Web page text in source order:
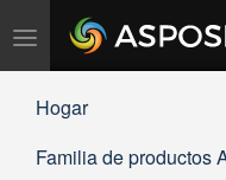
Alternar
navegación
Hogar
Familia de productos